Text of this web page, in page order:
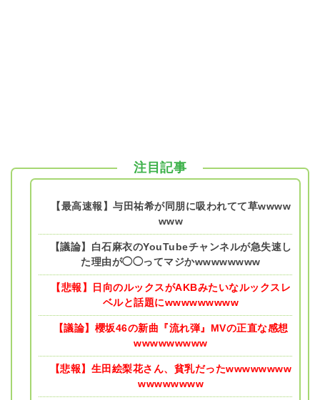
注目記事
【最高速報】与田祐希が同朋に吸われてて草wwww
www
【議論】白石麻衣のYouTubeチャンネルが急失速し
た理由が◯◯ってマジかwwwwwwww
【悲報】日向のルックスがAKBみたいなルックスレ
ベルと話題にwwwwwwwww
【議論】櫻坂46の新曲『流れ弾』MVの正直な感想
wwwwwwwww
【悲報】生田絵梨花さん、貧乳だったwwwwwwww
wwwwwwww